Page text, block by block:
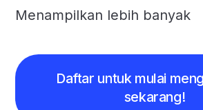
Menampilkan lebih banyak
Daftar untuk mulai
sekarang!